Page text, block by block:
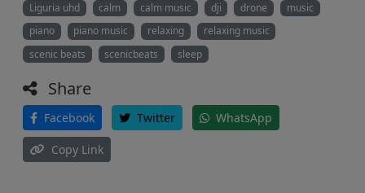
Liguria uhd
calm calm music dji drone
music
piano
piano music relaxing
relaxing music
scenic beats
scenicbeats sleep
Share
Facebook Twitter WhatsApp
Copy Link